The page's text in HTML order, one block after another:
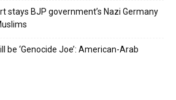
stays BJP government’s Nazi Germany
be ‘Genocide Joe’: American-Arab